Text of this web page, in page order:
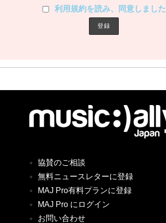
利用規約を読み、同意しました
協賛のご相談
無料ニュースレターに登録
MAJ Pro有料プランに登録
MAJ Pro にログイン
お問い合わせ